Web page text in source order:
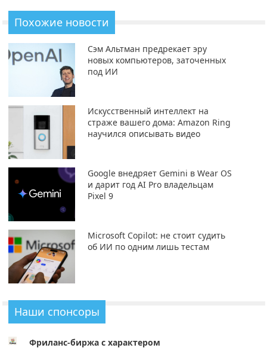
Похожие новости
Сэм Альтман предрекает эру
новых компьютеров, заточенных
под ИИ
Искусственный интеллект на
страже вашего дома: Amazon Ring
научился описывать видео
Google внедряет Gemini в Wear OS
и дарит год AI Pro владельцам
Pixel 9
Microsoft Copilot: не стоит судить
об ИИ по одним лишь тестам
Наши спонсоры
Фриланс-биржа с характером